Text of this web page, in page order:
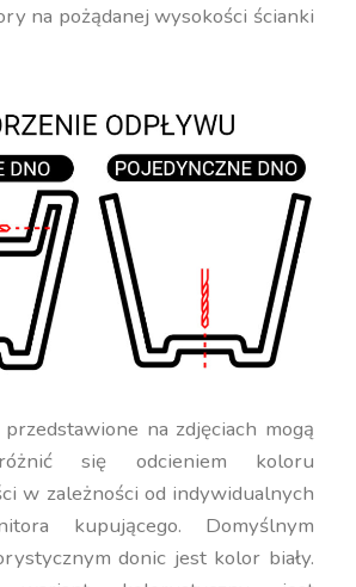
na pożądanej wysokości ścianki
na zdjęciach mogą
się odcieniem koloru
w zależności od indywidualnych
kupującego. Domyślnym
donic jest kolor biały.